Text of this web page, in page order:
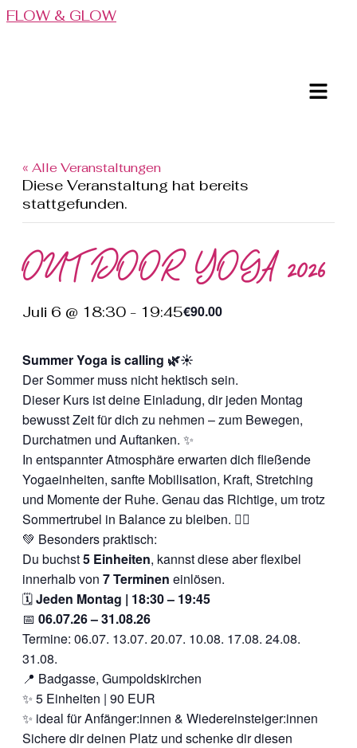
FLOW & GLOW
« Alle Veranstaltungen
Diese Veranstaltung hat bereits
stattgefunden.
OUTDOOR YOGA 2026
Juli 6 @ 18:30 - 19:45€90.00
Summer Yoga is calling 🌿☀️
Der Sommer muss nicht hektisch sein.
Dieser Kurs ist deine Einladung, dir jeden Montag
bewusst Zeit für dich zu nehmen – zum Bewegen,
Durchatmen und Auftanken. ✨
In entspannter Atmosphäre erwarten dich fließende
Yogaeinheiten, sanfte Mobilisation, Kraft, Stretching
und Momente der Ruhe. Genau das Richtige, um trotz
Sommertrubel in Balance zu bleiben. 🧘‍♀️
💚 Besonders praktisch:
Du buchst5 Einheiten, kannst diese aber flexibel
innerhalb von 7 Terminen einlösen.
🗓Jeden Montag | 18:30 – 19:45
📅 06.07.26 – 31.08.26
Termine: 06.07. 13.07. 20.07. 10.08. 17.08. 24.08.
31.08.
📍 Badgasse, Gumpoldskirchen
✨ 5 Einheiten | 90 EUR
✨ ideal für Anfänger:innen & Wiedereinsteiger:innen
Sichere dir deinen Platz und schenke dir diesen